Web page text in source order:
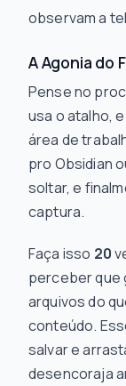
observam a
A Agonia do
Pense no
usa o atalho,
área de
pro Obsidian
soltar, e
captura.
Faça isso 20
perceber que
arquivos do
conteúdo.
salvar e
desencoraja